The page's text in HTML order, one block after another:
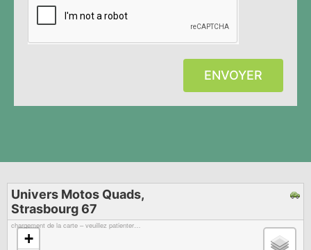
ENVOYER
Univers Motos Quads,
Strasbourg 67
chargement de la carte – veuillez patienter…
+